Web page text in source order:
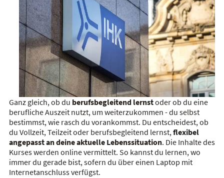
Ganz gleich, ob du berufsbegleitend lernstoder ob du eine
berufliche Auszeit nutzt, um weiterzukommen - du selbst
bestimmst, wie rasch du vorankommst. Du entscheidest, ob
du Vollzeit, Teilzeit oder berufsbegleitend lernst,flexibel
angepasst an deine aktuelle Lebenssituation. Die Inhalte des
Kurses werden online vermittelt. So kannst du lernen, wo
immer du gerade bist, sofern du über einen Laptop mit
Internetanschluss verfügst.